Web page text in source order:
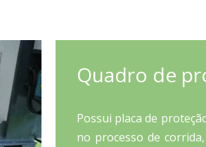
Quadro de
Possui placa de
no processo de